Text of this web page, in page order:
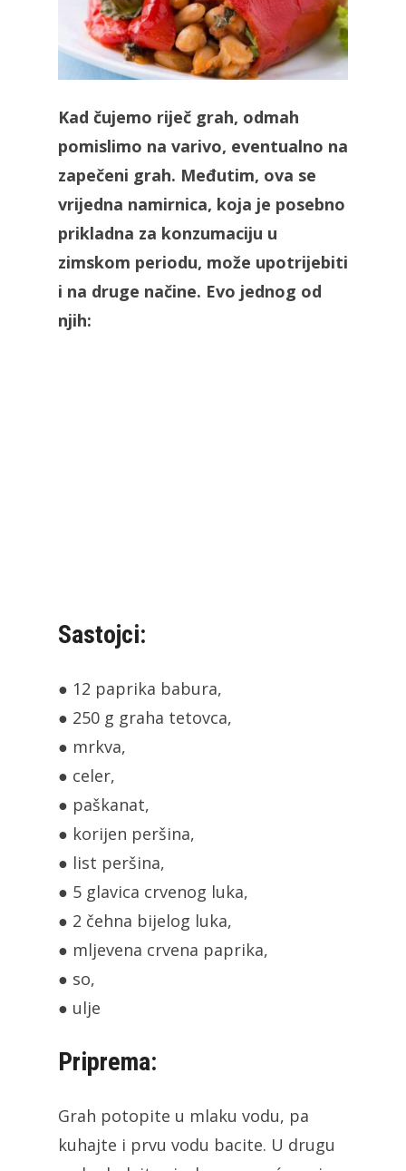
Kad čujemo riječ grah, odmah
pomislimo na varivo, eventualno na
zapečeni grah. Međutim, ova se
vrijedna namirnica, koja je posebno
prikladna za konzumaciju u
zimskom periodu, može upotrijebiti
i na druge načine. Evo jednog od
njih:
Sastojci:
● 12 paprika babura,
● 250 g graha tetovca,
● mrkva,
● celer,
● paškanat,
● korijen peršina,
● list peršina,
● 5 glavica crvenog luka,
● 2 čehna bijelog luka,
● mljevena crvena paprika,
● so,
● ulje
Priprema:
Grah potopite u mlaku vodu, pa
kuhajte i prvu vodu bacite. U drugu